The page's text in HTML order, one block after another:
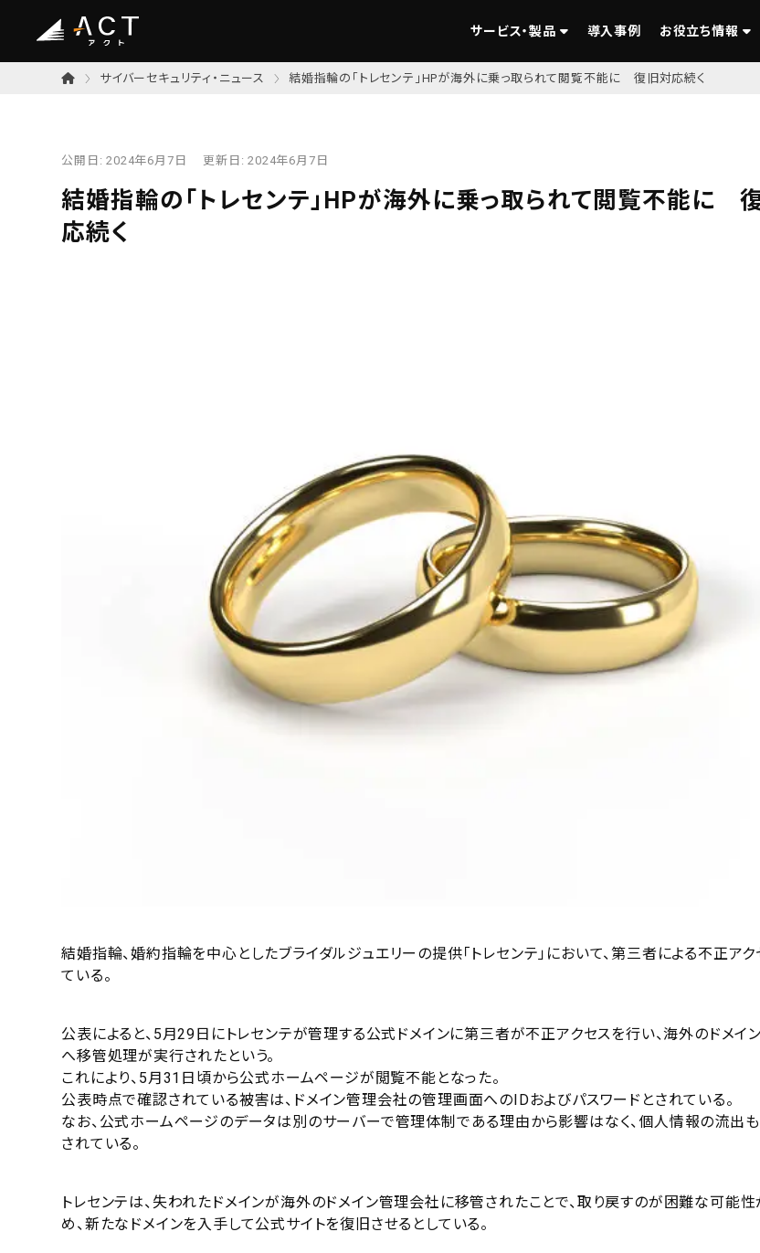
サービス・製品 導入事例 お役立ち情報
サイバーセキュリティ・ニュース 結婚指輪の「トレセンテ」HPが海外に乗っ取られて閲覧不能に 復旧対応続く
公開日:2024年6月7日 更新日:2024年6月7日
結婚指輪の「トレセンテ」HPが海外に乗っ取られて閲覧不能に
応続く
結婚指輪、婚約指輪を中心としたブライダルジュエリーの提供「トレセンテ」において、第三者による不正ア
ている。
公表によると、5月29日にトレセンテが管理する公式ドメインに第三者が不正アクセスを行い、海外のドメイ
へ移管処理が実行されたという。
これにより、5月31日頃から公式ホームページが閲覧不能となった。
公表時点で確認されている被害は、ドメイン管理会社の管理画面へのIDおよびパスワードとされている。
なお、公式ホームページのデータは別のサーバーで管理体制である理由から影響はなく、個人情報の流出
されている。
トレセンテは、失われたドメインが海外のドメイン管理会社に移管されたことで、取り戻すのが困難な可能
め、新たなドメインを入手して公式サイトを復旧させるとしている。